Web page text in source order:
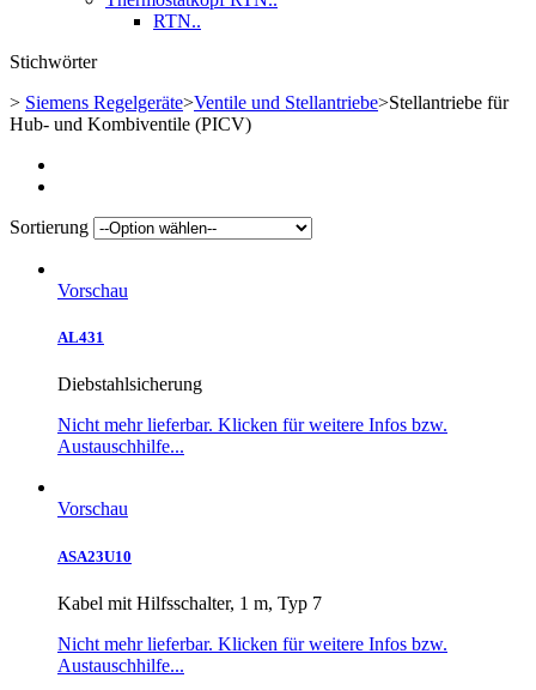
RTN..
Stichwörter
> Siemens Regelgeräte>Ventile und Stellantriebe>Stellantriebe für
Hub- und Kombiventile (PICV)
Sortierung
Vorschau
AL431
Diebstahlsicherung
Nicht mehr lieferbar. Klicken für weitere Infos bzw.
Austauschhilfe...
Vorschau
ASA23U10
Kabel mit Hilfsschalter, 1 m, Typ 7
Nicht mehr lieferbar. Klicken für weitere Infos bzw.
Austauschhilfe...